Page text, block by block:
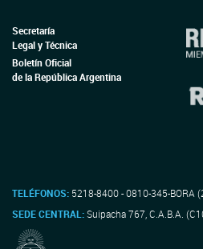
Secretaría
Legal y Técnica
Boletín Oficial
de la República Argentina
TELÉFONOS: 5218-8400 - 0810-345-BORA
SEDE CENTRAL:Suipacha 767, C.A.B.A.